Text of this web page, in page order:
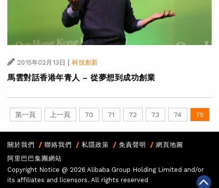
2015年02月13日 科技創新
馬雲對話香港年青人 – 從夢想到成功創業
第一頁 上一頁 70 71 72 73 74 75
關於我們 聯絡我們 私隱政策 免責聲明
網頁地圖
阿里巴巴集團網站
Copyright Notice @ 2026 Alibaba Group Holding Limited and/or
its affiliates and licensors. All rights reserved